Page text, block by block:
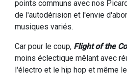
points communs avec nos
de l'autodérision et l'envie
musiques variés.
Car pour le coup, Flight of the
moins éclectique mêlant avec
l'électro et le hip hop et même